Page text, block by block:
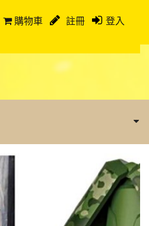
購物車 註冊 登入